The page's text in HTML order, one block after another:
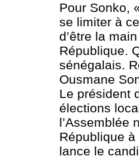
Pour Sonko,
se limiter à
d’être la
République.
sénégalais.
Ousmane
Le président
élections
l’Assemblée
République
lance le